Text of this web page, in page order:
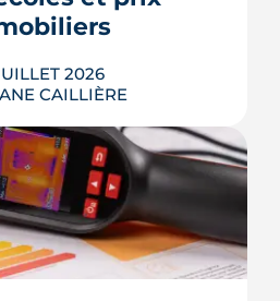
pour r...
L'ARTICLE
2026
CAILLIÈRE
transports,
prix au m2 : le guide